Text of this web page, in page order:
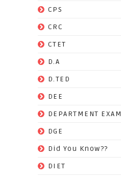
CPS
CRC
CTET
D.A
D.TED
DEE
DEPARTMENT EXAM
DGE
Did You Know??
DIET